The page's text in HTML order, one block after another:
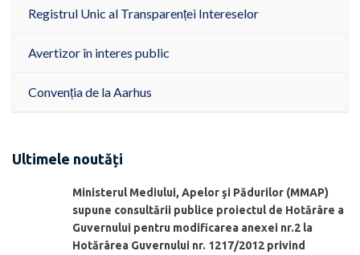
Registrul Unic al Transparenței Intereselor
Avertizor în interes public
Convenția de la Aarhus
Ultimele noutăți
Ministerul Mediului, Apelor şi Pădurilor (MMAP)
supune consultării publice proiectul de Hotărâre a
Guvernului pentru modificarea anexei nr.2 la
Hotărârea Guvernului nr. 1217/2012 privind